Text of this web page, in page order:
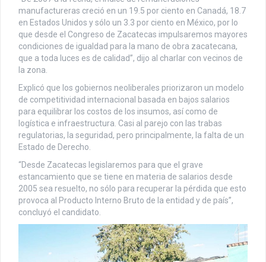
manufactureras creció en un 19.5 por ciento en Canadá, 18.7
en Estados Unidos y sólo un 3.3 por ciento en México, por lo
que desde el Congreso de Zacatecas impulsaremos mayores
condiciones de igualdad para la mano de obra zacatecana,
que a toda luces es de calidad”, dijo al charlar con vecinos de
la zona.
Explicó que los gobiernos neoliberales priorizaron un modelo
de competitividad internacional basada en bajos salarios
para equilibrar los costos de los insumos, así como de
logística e infraestructura. Casi al parejo con las trabas
regulatorias, la seguridad, pero principalmente, la falta de un
Estado de Derecho.
“Desde Zacatecas legislaremos para que el grave
estancamiento que se tiene en materia de salarios desde
2005 sea resuelto, no sólo para recuperar la pérdida que esto
provoca al Producto Interno Bruto de la entidad y de país”,
concluyó el candidato.